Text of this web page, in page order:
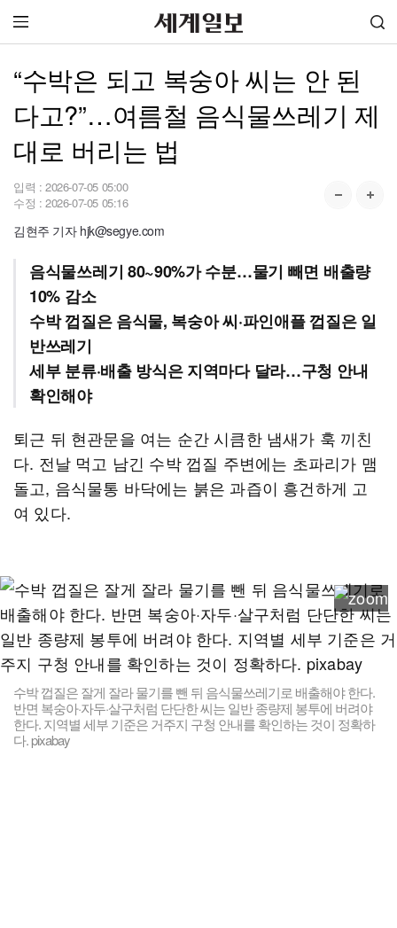
“수박은 되고 복숭아 씨는 안 된
다고?”…여름철 음식물쓰레기 제
대로 버리는 법
입력 : 2026-07-05 05:00
수정 : 2026-07-05 05:16
김현주 기자 hjk@segye.com
음식물쓰레기 80~90%가 수분…물기 빼면 배출량
10% 감소
수박 껍질은 음식물, 복숭아 씨·파인애플 껍질은 일
반쓰레기
세부 분류·배출 방식은 지역마다 달라…구청 안내
확인해야
퇴근 뒤 현관문을 여는 순간 시큼한 냄새가 훅 끼친
다. 전날 먹고 남긴 수박 껍질 주변에는 초파리가 맴
돌고, 음식물통 바닥에는 붉은 과즙이 흥건하게 고
여 있다.
수박 껍질은 잘게 잘라 물기를 뺀 뒤 음식물쓰레기로 배출해야 한다.
반면 복숭아·자두·살구처럼 단단한 씨는 일반 종량제 봉투에 버려야
한다. 지역별 세부 기준은 거주지 구청 안내를 확인하는 것이 정확하
다. pixabay